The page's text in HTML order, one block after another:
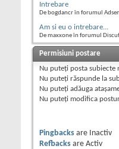
Intrebare
De bogdancr în forumul
Am si eu o intrebare...
De maxxone în forumul
Permisiuni postare
Nu puteţi posta subiecte
Nu puteţi răspunde la
Nu puteţi adăuga
Nu puteţi modifica
Pingbacks are
Inactiv
Refbacks are Activ